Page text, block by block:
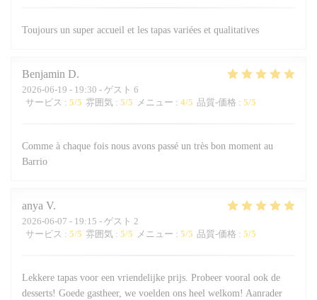
Toujours un super accueil et les tapas variées et qualitatives
Benjamin D
2026-06-19 - 19:30 - ゲスト 6
サービス : 5/5 雰囲気 : 5/5 メニュー : 4/5 品質-価格 : 5/5
Comme à chaque fois nous avons passé un très bon moment au
Barrio
anya V
2026-06-07 - 19:15 - ゲスト 2
サービス : 5/5 雰囲気 : 5/5 メニュー : 5/5 品質-価格 : 5/5
Lekkere tapas voor een vriendelijke prijs. Probeer vooral ook de
desserts! Goede gastheer, we voelden ons heel welkom! Aanrader